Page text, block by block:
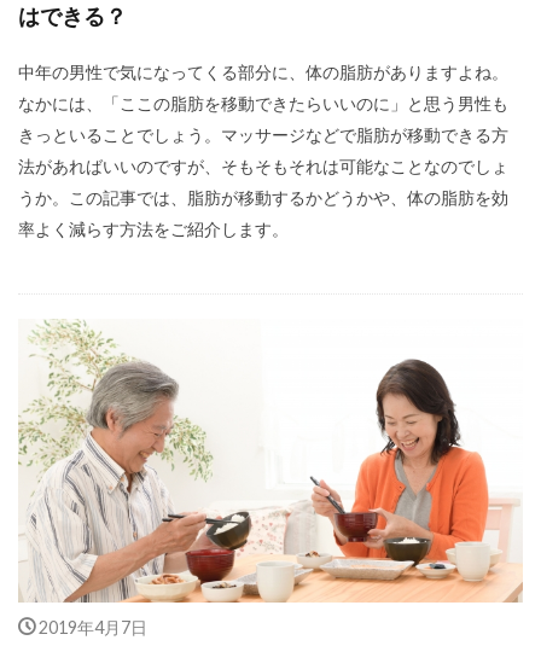
はできる？
中年の男性で気になってくる部分に、体の脂肪がありますよね。
なかには、「ここの脂肪を移動できたらいいのに」と思う男性も
きっといることでしょう。マッサージなどで脂肪が移動できる方
法があればいいのですが、そもそもそれは可能なことなのでしょ
うか。この記事では、脂肪が移動するかどうかや、体の脂肪を効
率よく減らす方法をご紹介します。
2019年4月7日